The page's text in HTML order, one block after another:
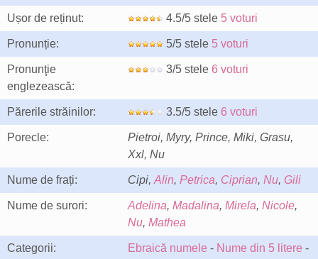
Ușor de reținut: 4.5/5 stele 5 voturi
Pronunție: 5/5 stele 5 voturi
Pronunţie
englezească:
3/5 stele 6 voturi
Părerile străinilor: 3.5/5 stele 6 voturi
Porecle:
Pietroi, Myry, Prince, Miki, Grasu,
Xxl, Nu
Nume de frați: Cipi, Alin, Petrica, Ciprian, Nu, Gili
Nume de surori: Adelina, Madalina, Mirela, Nicole,
Nu, Mathea
Categorii: Ebraică numele - Nume din 5 litere -